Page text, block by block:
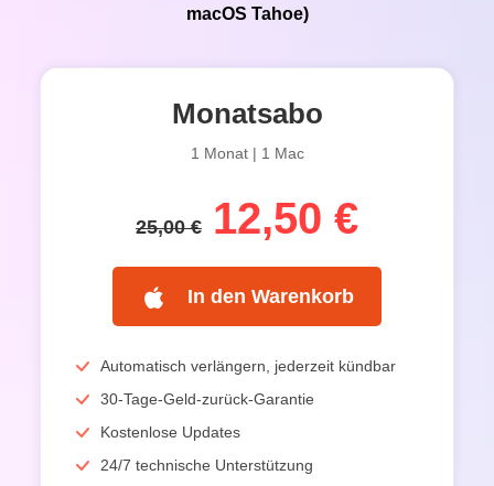
macOS Tahoe)
Monatsabo
1 Monat | 1 Mac
25,00 € 12,50 €
In den Warenkorb
Automatisch verlängern, jederzeit kündbar
30-Tage-Geld-zurück-Garantie
Kostenlose Updates
24/7 technische Unterstützung